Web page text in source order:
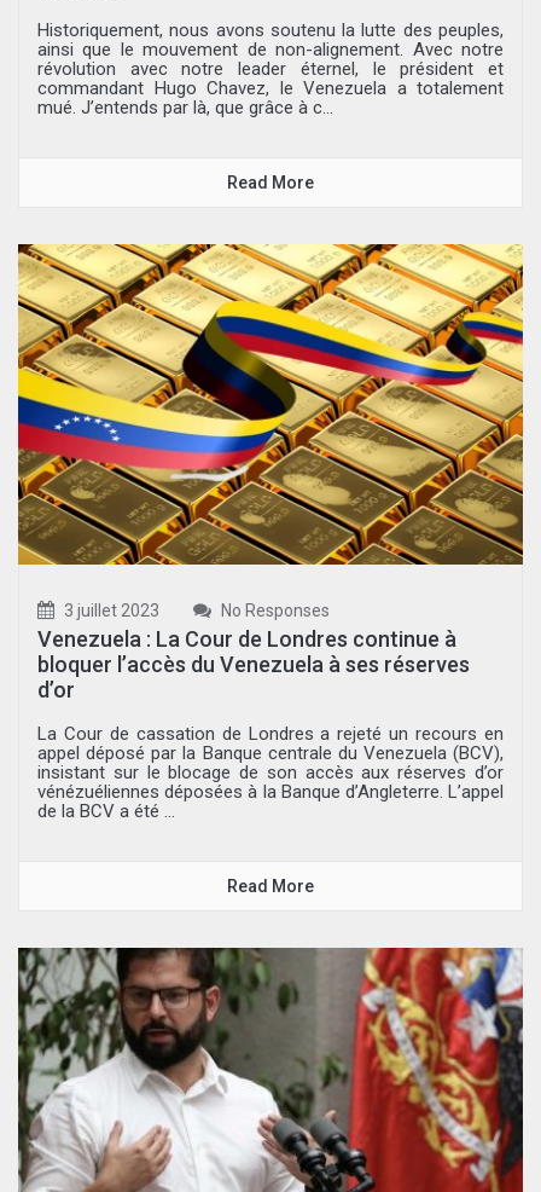
Historiquement, nous avons soutenu la lutte des peuples,
ainsi que le mouvement de non-alignement. Avec notre
révolution avec notre leader éternel, le président et
commandant Hugo Chavez, le Venezuela a totalement
mué. J’entends par là, que grâce à c...
Read More
3 juillet 2023 No Responses
Venezuela : La Cour de Londres continue à
bloquer l’accès du Venezuela à ses réserves
d’or
La Cour de cassation de Londres a rejeté un recours en
appel déposé par la Banque centrale du Venezuela (BCV),
insistant sur le blocage de son accès aux réserves d’or
vénézuéliennes déposées à la Banque d’Angleterre. L’appel
de la BCV a été ...
Read More